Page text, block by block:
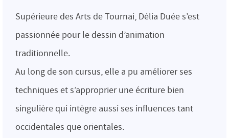
Supérieure des Arts de Tournai, Délia Duée s’est
passionnée pour le dessin d’animation
traditionnelle.
Au long de son cursus, elle a pu améliorer ses
techniques et s’approprier une écriture bien
singulière qui intègre aussi ses influences tant
occidentales que orientales.